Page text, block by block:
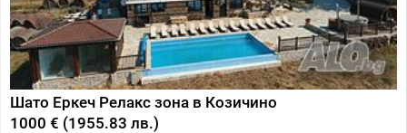
Шато Еркеч Релакс зона в Козичино
1000 € (1955.83 лв.)